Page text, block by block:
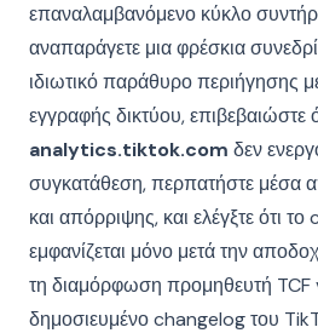
επαναλαμβανόμενο κύκλο
αναπαράγετε μια φρέσκια
ιδιωτικό παράθυρο περιήγησης
εγγραφής δικτύου, επιβεβαιώστε
analytics.tiktok.com δεν
συγκατάθεση, περπατήστε μέσα
και απόρριψης, και ελέγξτε ότι
εμφανίζεται μόνο μετά την
τη διαμόρφωση προμηθευτή TCF
δημοσιευμένο changelog του